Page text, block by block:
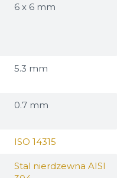
6 х 6 mm
5.3 mm
0.7 mm
ISO 14315
Stal nierdzewna AISI